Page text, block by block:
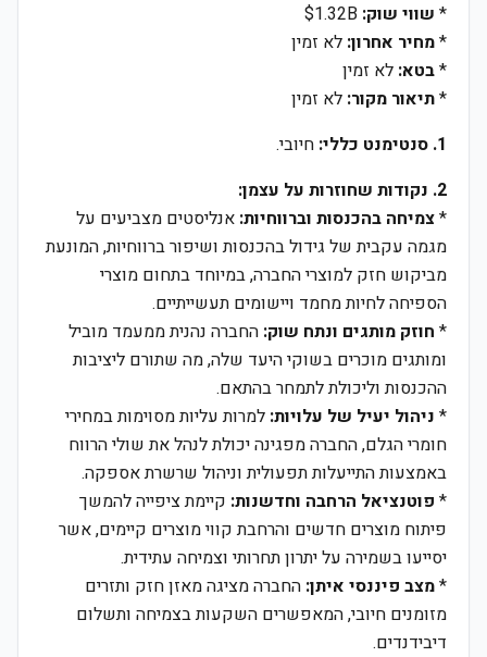
* שווי שוק:
*מחיר אחרון: לא זמין
*בטא: לא זמין
*תיאור מקור: לא זמין
1. סנטימנט כללי:
חיובי.
2. נקודות שחוזרות על עצמן:
*צמיחה בהכנסות וברווחיות: אנליסטים מצביעים על
מגמה עקבית של גידול בהכנסות ושיפור ברווחיות, המונעת
מביקוש חזק למוצרי החברה, במיוחד בתחום מוצרי
הספיחה לחיות מחמד ויישומים תעשייתיים.
* חוזק מותגים ונתח שוק: החברה נהנית ממעמד מוביל
ומותגים מוכרים בשוקי היעד שלה, מה שתורם ליציבות
ההכנסות וליכולת לתמחר בהתאם.
* ניהול יעיל של עלויות: למרות עליות מסוימות במחירי
חומרי הגלם, החברה מפגינה יכולת לנהל את שולי הרווח
באמצעות התייעלות תפעולית וניהול שרשרת אספקה.
* פוטנציאל הרחבה וחדשנות: קיימת ציפייה להמשך
פיתוח מוצרים חדשים והרחבת קווי מוצרים קיימים, אשר
יסייעו בשמירה על יתרון תחרותי וצמיחה עתידית.
*מצב פיננסי איתן: החברה מציגה מאזן חזק ותזרים
מזומנים חיובי, המאפשרים השקעות בצמיחה ותשלום
דיבידנדים.